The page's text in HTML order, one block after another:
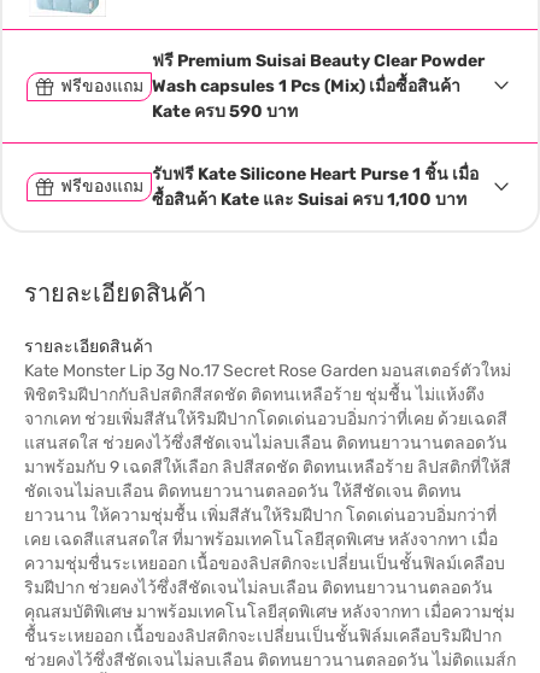
ฟรีของแถม
ฟรี Premium Suisai Beauty Clear Powder
Wash capsules 1 Pcs (Mix) เมื่อซื้อสินค้า
Kate ครบ 590 บาท
ฟรีของแถม
รับฟรี Kate Silicone Heart Purse 1 ชิ้น เมื่อ
ซื้อสินค้า Kate และ Suisai ครบ 1,100 บาท
รายละเอียดสินค้า
รายละเอียดสินค้า
Kate Monster Lip 3g No.17 Secret Rose Garden มอนสเตอร์ตัวใหม่
พิชิตริมฝีปากกับลิปสติกสีสดชัด ติดทนเหลือร้าย ชุ่มชื้น ไม่แห้งตึง
จากเคท ช่วยเพิ่มสีสันให้ริมฝีปากโดดเด่นอวบอิ่มกว่าที่เคย ด้วยเฉดสี
แสนสดใส ช่วยคงไว้ซึ่งสีชัดเจนไม่ลบเลือน ติดทนยาวนานตลอดวัน
มาพร้อมกับ 9 เฉดสีให้เลือก ลิปสีสดชัด ติดทนเหลือร้าย ลิปสติกที่ให้สี
ชัดเจนไม่ลบเลือน ติดทนยาวนานตลอดวัน ให้สีชัดเจน ติดทน
ยาวนาน ให้ความชุ่มชื้น เพิ่มสีสันให้ริมฝีปาก โดดเด่นอวบอิ่มกว่าที่
เคย เฉดสีแสนสดใส ที่มาพร้อมเทคโนโลยีสุดพิเศษ หลังจากทา เมื่อ
ความชุ่มชื่นระเหยออก เนื้อของลิปสติกจะเปลี่ยนเป็นชั้นฟิลม์เคลือบ
ริมฝีปาก ช่วยคงไว้ซึ่งสีชัดเจนไม่ลบเลือน ติดทนยาวนานตลอดวัน
คุณสมบัติพิเศษ มาพร้อมเทคโนโลยีสุดพิเศษ หลังจากทา เมื่อความชุ่ม
ชื้นระเหยออก เนื้อของลิปสติกจะเปลี่ยนเป็นชั้นฟิล์มเคลือบริมฝีปาก
ช่วยคงไว้ซึ่งสีชัดเจนไม่ลบเลือน ติดทนยาวนานตลอดวัน ไม่ติดแมส์ก